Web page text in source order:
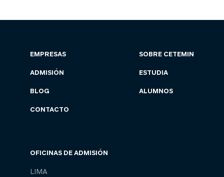
EMPRESAS
ADMISIÓN
BLOG
CONTACTO
SOBRE CETEMIN
ESTUDIA
ALUMNOS
OFICINAS DE ADMISIÓN
LIMA